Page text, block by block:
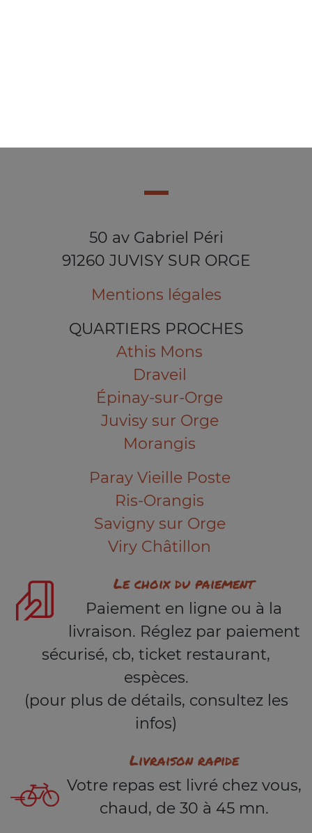
50 av Gabriel Péri
91260 JUVISY SUR ORGE
Mentions légales
QUARTIERS PROCHES
Athis Mons
Draveil
Épinay-sur-Orge
Juvisy sur Orge
Morangis
Paray Vieille Poste
Ris-Orangis
Savigny sur Orge
Viry Châtillon
Le choix du paiement
Paiement en ligne ou à la
livraison. Réglez par paiement
sécurisé, cb, ticket restaurant,
espèces.
(pour plus de détails, consultez les
infos)
Livraison rapide
Votre repas est livré chez vous,
chaud, de 30 à 45 mn.